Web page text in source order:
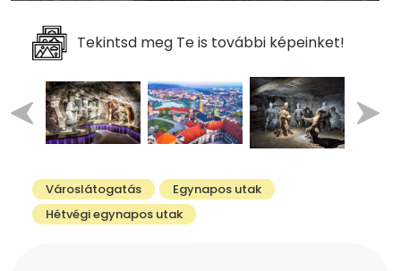
Tekintsd meg Te is további képeinket!
Városlátogatás
Egynapos utak
Hétvégi egynapos utak